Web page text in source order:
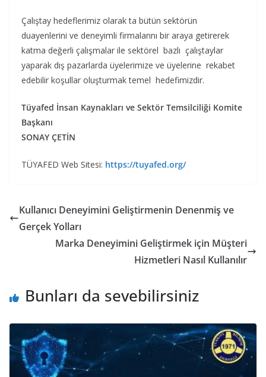
Çalıştay hedeflerimiz olarak ta bütün sektörün
duayenlerini ve deneyimli firmalarını bir araya getirerek
katma değerli çalışmalar ile sektörel bazlı çalıştaylar
yaparak dış pazarlarda üyelerimize ve üyelerine rekabet
edebilir koşullar oluşturmak temel hedefimizdir.
Tüyafed İnsan Kaynakları ve Sektör Temsilciliği Komite
Başkanı
SONAY ÇETİN
TÜYAFED Web Sitesi: https://tuyafed.org/
Kullanıcı Deneyimini Geliştirmenin Denenmiş ve
Gerçek Yolları
Marka Deneyimini Geliştirmek için Müşteri
Hizmetleri Nasıl Kullanılır
Bunları da sevebilirsiniz